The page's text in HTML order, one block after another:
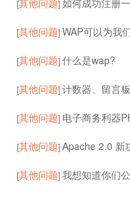
[其他问题]如何成功注册
[其他问题]WAP可以为我
[其他问题]什么是wap?
[其他问题]计数器、留言
[其他问题] 电子商务利器
[其他问题]Apache 2.0 新
[其他问题]我想知道你们